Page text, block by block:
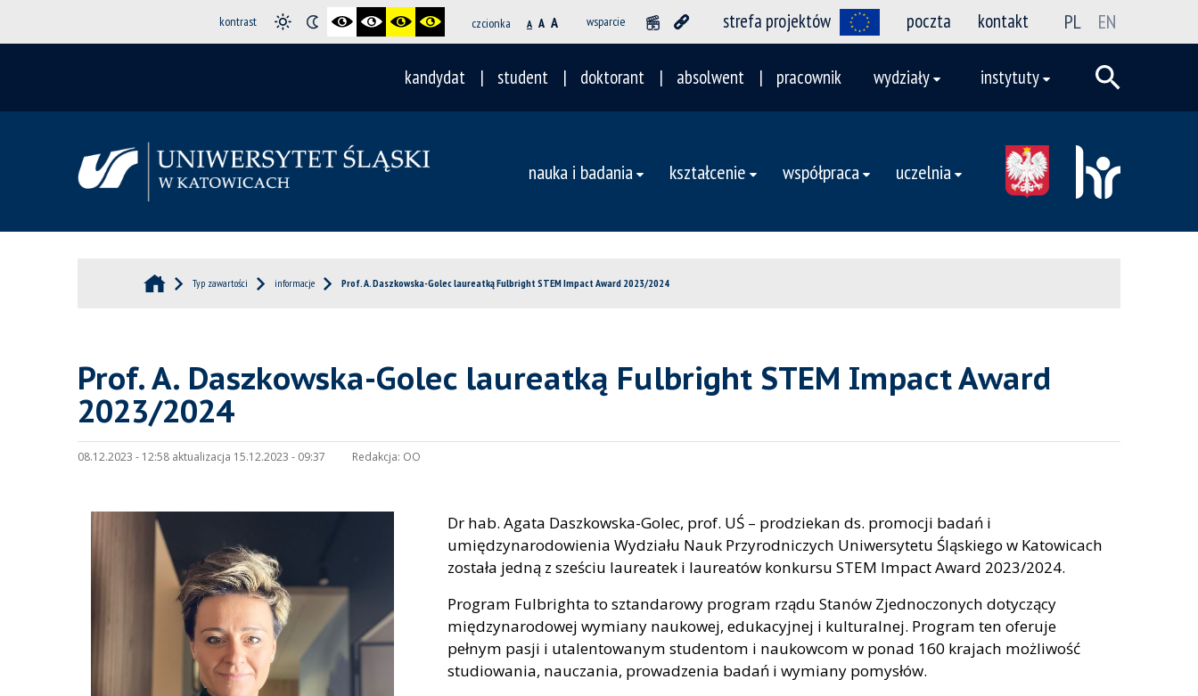
kontrast czcionka A A A wsparcie strefa projektów poczta kontakt PL EN
kandydat student doktorant absolwent pracownik wydziały instytuty
nauka i badania kształcenie współpraca uczelnia
Typ zawartości informacje Prof. A. Daszkowska-Golec laureatką Fulbright STEM Impact Award 2023/2024
Prof. A. Daszkowska-Golec laureatką Fulbright STEM Impact Award
2023/2024
08.12.2023 - 12:58 aktualizacja 15.12.2023 - 09:37 Redakcja: OO
Dr hab. Agata Daszkowska-Golec, prof. UŚ – prodziekan ds. promocji badań i
umiędzynarodowienia Wydziału Nauk Przyrodniczych Uniwersytetu Śląskiego w Katowicach
została jedną z sześciu laureatek i laureatów konkursu STEM Impact Award 2023/2024.
Program Fulbrighta to sztandarowy program rządu Stanów Zjednoczonych dotyczący
międzynarodowej wymiany naukowej, edukacyjnej i kulturalnej. Program ten oferuje
pełnym pasji i utalentowanym studentom i naukowcom w ponad 160 krajach możliwość
studiowania, nauczania, prowadzenia badań i wymiany pomysłów.